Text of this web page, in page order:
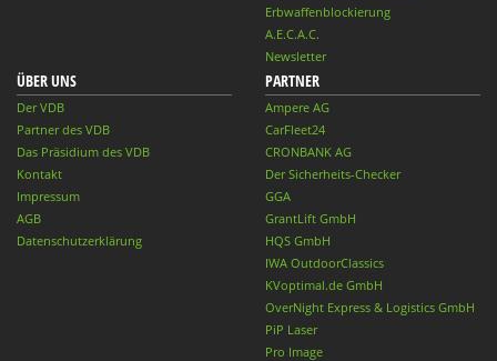
Erbwaffenblockierung
A.E.C.A.C.
Newsletter
ÜBER UNS
Der VDB
Partner des VDB
Das Präsidium des VDB
Kontakt
Impressum
AGB
Datenschutzerklärung
PARTNER
Ampere AG
CarFleet24
CRONBANK AG
Der Sicherheits-Checker
GGA
GrantLift GmbH
HQS GmbH
IWA OutdoorClassics
KVoptimal.de GmbH
OverNight Express & Logistics GmbH
PiP Laser
Pro Image